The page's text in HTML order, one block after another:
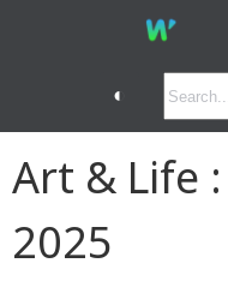
◐
Art & Life
2025